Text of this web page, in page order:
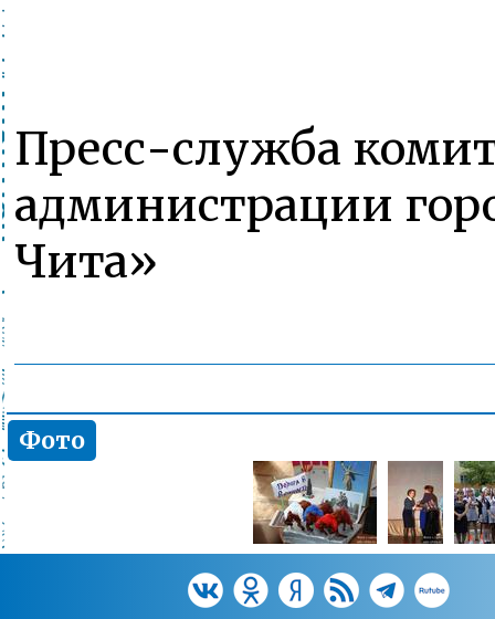
Пресс-служба
администрации
Чита»
Фото